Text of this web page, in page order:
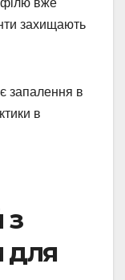
захищають
запалення в
в
з
для